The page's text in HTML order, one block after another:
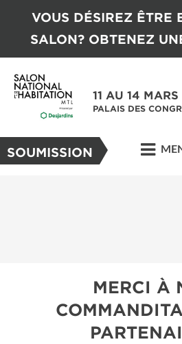
VOUS DÉSIREZ ÊTRE
SALON? OBTENEZ
11 AU 14
PALAIS DES
SOUMISSION
MERCI À